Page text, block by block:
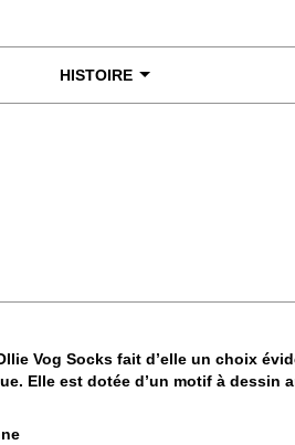
HISTOIRE
Vog Socks fait d’elle un choix
Elle est dotée d’un motif à dessin